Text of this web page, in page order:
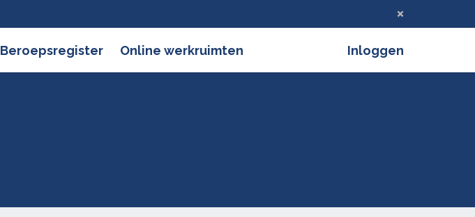
Beroepsregister Online werkruimten Inloggen